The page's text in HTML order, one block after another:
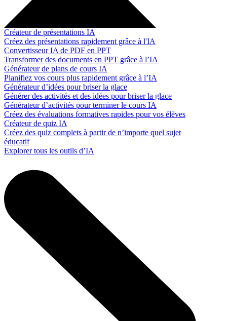
Créateur de présentations IA
Créez des présentations rapidement grâce à l'IA
Convertisseur IA de PDF en PPT
Transformer des documents en PPT grâce à l’IA
Générateur de plans de cours IA
Planifiez vos cours plus rapidement grâce à l’IA
Générateur d’idées pour briser la glace
Générer des activités et des idées pour briser la glace
Générateur d’activités pour terminer le cours IA
Créez des évaluations formatives rapides pour vos élèves
Créateur de quiz IA
Créez des quiz complets à partir de n’importe quel sujet
éducatif
Explorer tous les outils d’IA